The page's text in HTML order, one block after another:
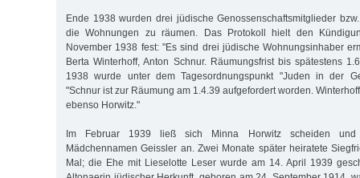
Ende 1938 wurden drei jüdische Genossenschaftsmitglieder
die Wohnungen zu räumen. Das Protokoll hielt den
November 1938 fest: "Es sind drei jüdische Wohnungsinhaber
Berta Winterhoff, Anton Schnur. Räumungsfrist bis spätestens
1938 wurde unter dem Tagesordnungspunkt "Juden in der
"Schnur ist zur Räumung am 1.4.39 aufgefordert worden.
ebenso Horwitz."
Im Februar 1939 ließ sich Minna Horwitz scheiden
Mädchennamen Geissler an. Zwei Monate später heiratete
Mal; die Ehe mit Lieselotte Leser wurde am 14. April 1939